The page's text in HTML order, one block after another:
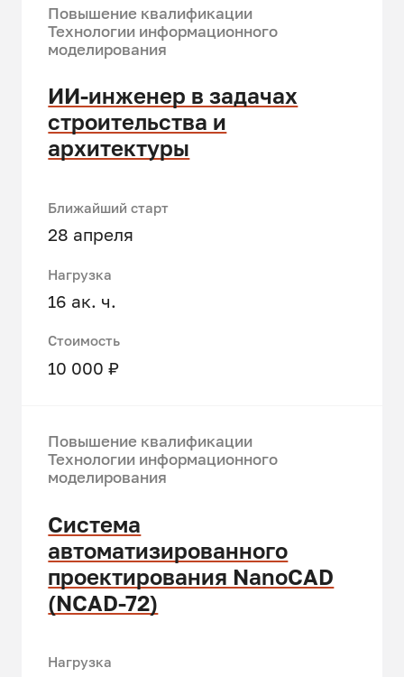
Повышение квалификации
Технологии информационного
моделирования
ИИ-инженер в задачах
строительства и
архитектуры
Ближайший старт
28 апреля
Нагрузка
16 ак. ч.
Стоимость
10 000 ₽
Повышение квалификации
Технологии информационного
моделирования
Система
автоматизированного
проектирования NanoCAD
(NCAD-72)
Нагрузка